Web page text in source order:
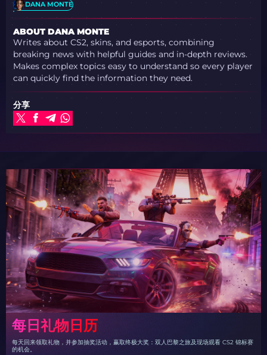
DANA MONTE
ABOUT DANA MONTE
Writes about CS2, skins, and esports, combining
breaking news with helpful guides and in-depth reviews.
Makes complex topics easy to understand so every player
can quickly find the information they need.
分享
每日礼物日历
每天回来领取礼物，并参加抽奖活动，赢取终极大奖：双人巴黎之旅及现场观看 CS2 锦标赛
的机会。